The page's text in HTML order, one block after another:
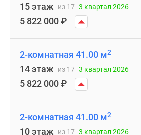
15 этаж из 17 3 квартал 2026
5 822 000₽
2-комнатная 41.00 м2
14 этаж из 17 3 квартал 2026
5 822 000₽
2-комнатная 41.00 м2
10 этаж из 17 3 квартал 2026